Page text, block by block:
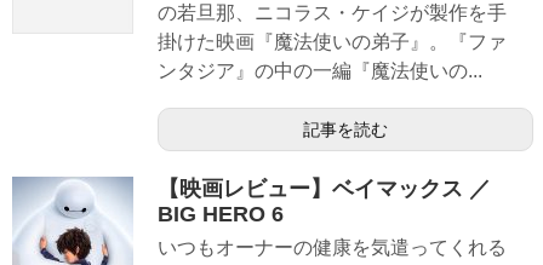
の若旦那、ニコラス・ケイジが製作を手
掛けた映画『魔法使いの弟子』。『ファ
ンタジア』の中の一編『魔法使いの...
記事を読む
【映画レビュー】ベイマックス ／
BIG HERO 6
いつもオーナーの健康を気遣ってくれる